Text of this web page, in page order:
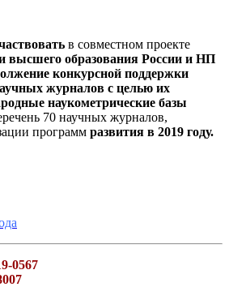
в совместном проекте
высшего образования России и НП
конкурсной поддержки
журналов с целью их
наукометрические базы
70 научных журналов,
программ развития в 2019 году.
0567